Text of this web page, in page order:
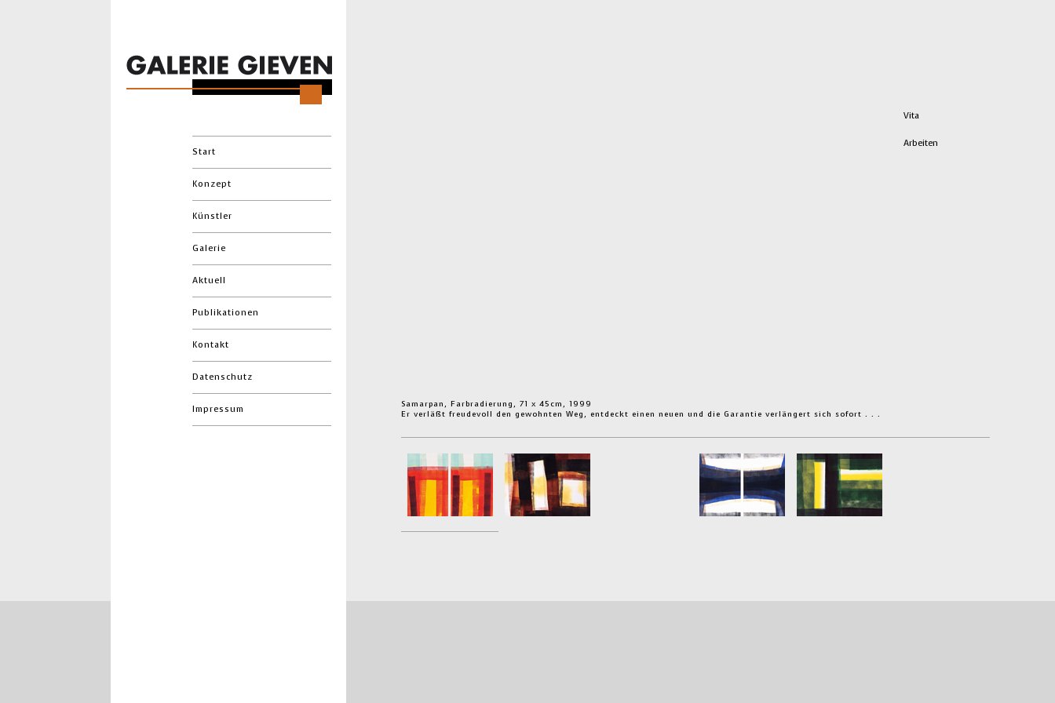
Start
Konzept
Künstler
Galerie
Aktuell
Publikationen
Kontakt
Datenschutz
Impressum
Vita
Arbeiten
Samarpan, Farbradierung, 71 x 45cm, 1999
Er verläßt freudevoll den gewohnten Weg, entdeckt einen neuen und die Garantie verlängert sich sofort . . .